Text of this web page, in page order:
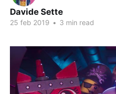
Davide Sette
25 feb 2019 • 3 min read